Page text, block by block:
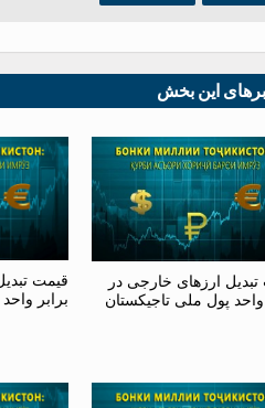
این بخش
ارزهای خارجی در
واحد پول ملی تاجیکستان
قیمت
برابر